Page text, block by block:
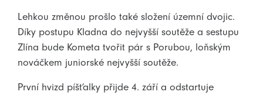
Lehkou změnou prošlo také složení územní dvojic.
Díky postupu Kladna do nejvyšší soutěže a sestupu
Zlína bude Kometa tvořit pár s Porubou, loňským
nováčkem juniorské nejvyšší soutěže.
První hvizd píšťalky přijde 4. září a odstartuje